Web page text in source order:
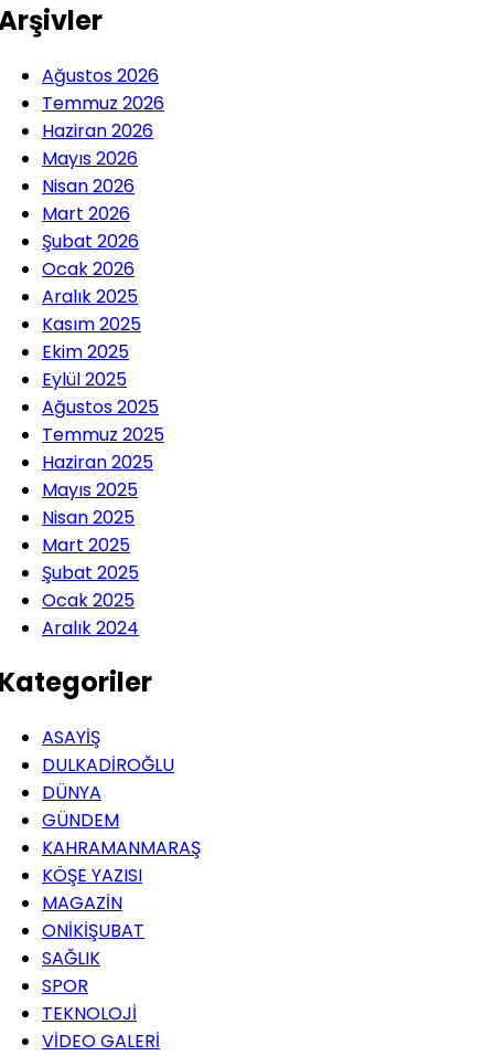
Ağustos 2026
Temmuz 2026
Haziran 2026
Mayıs 2026
Nisan 2026
Mart 2026
Şubat 2026
Ocak 2026
Aralık 2025
Kasım 2025
Ekim 2025
Eylül 2025
Ağustos 2025
Temmuz 2025
Haziran 2025
Mayıs 2025
Nisan 2025
Mart 2025
Şubat 2025
Ocak 2025
Aralık 2024
ASAYİŞ
DULKADİROĞLU
DÜNYA
GÜNDEM
KAHRAMANMARAŞ
KÖŞE YAZISI
MAGAZİN
ONİKİŞUBAT
SAĞLIK
SPOR
TEKNOLOJİ
VİDEO GALERİ